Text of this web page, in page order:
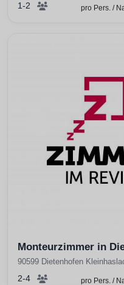
1-2 pro Pers. /
Monteurzimmer in
90599 Dietenhofen
2-4 pro Pers. /